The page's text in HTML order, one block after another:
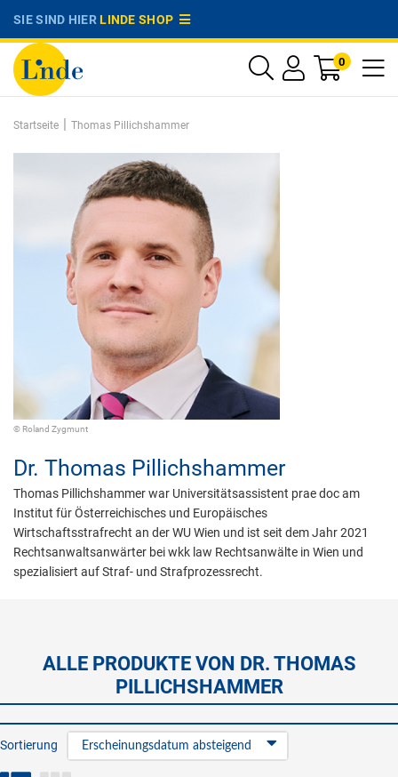
SIE SIND HIERLINDE SHOP
0
Startseite | Thomas Pillichshammer
© Roland Zygmunt
Dr. Thomas Pillichshammer
Thomas Pillichshammer war Universitätsassistent prae doc am
Institut für Österreichisches und Europäisches
Wirtschaftsstrafrecht an der WU Wien und ist seit dem Jahr 2021
Rechtsanwaltsanwärter bei wkk law Rechtsanwälte in Wien und
spezialisiert auf Straf- und Strafprozessrecht.
ALLE PRODUKTE VON DR. THOMAS
PILLICHSHAMMER
Sortierung Erscheinungsdatum absteigend